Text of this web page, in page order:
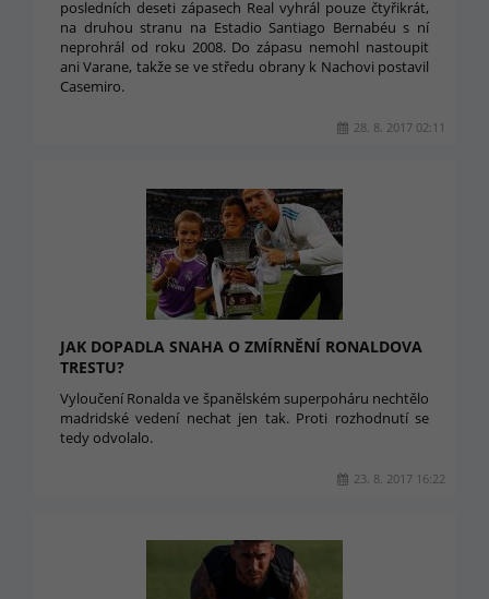
posledních deseti zápasech Real vyhrál pouze čtyřikrát,
na druhou stranu na Estadio Santiago Bernabéu s ní
neprohrál od roku 2008. Do zápasu nemohl nastoupit
ani Varane, takže se ve středu obrany k Nachovi postavil
Casemiro.
28. 8. 2017 02:11
JAK DOPADLA SNAHA O ZMÍRNĚNÍ RONALDOVA
TRESTU?
Vyloučení Ronalda ve španělském superpoháru nechtělo
madridské vedení nechat jen tak. Proti rozhodnutí se
tedy odvolalo.
23. 8. 2017 16:22